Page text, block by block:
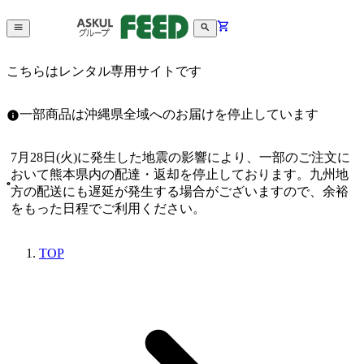
こちらはレンタル専用サイトです
一部商品は沖縄県全域へのお届けを停止しています
7月28日(火)に発生した地震の影響により、一部のご注文に
おいて熊本県内の配達・返却を停止しております。九州地
方の配送にも遅延が発生する場合がございますので、余裕
をもった日程でご利用ください。
TOP